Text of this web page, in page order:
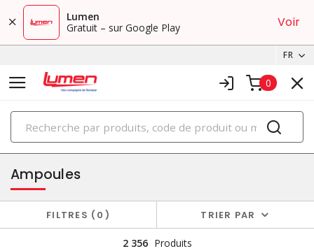
Lumen
Gratuit – sur Google Play
Voir
FR
0
PRODUITS
éclairage
Ampoules
FILTRES 0 TRIER PAR
2 356 Produits